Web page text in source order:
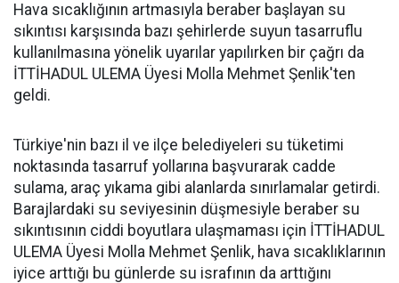
Hava sıcaklığının artmasıyla beraber başlayan su
sıkıntısı karşısında bazı şehirlerde suyun tasarruflu
kullanılmasına yönelik uyarılar yapılırken bir çağrı da
İTTİHADUL ULEMA Üyesi Molla Mehmet Şenlik'ten
geldi.
Türkiye'nin bazı il ve ilçe belediyeleri su tüketimi
noktasında tasarruf yollarına başvurarak cadde
sulama, araç yıkama gibi alanlarda sınırlamalar getirdi.
Barajlardaki su seviyesinin düşmesiyle beraber su
sıkıntısının ciddi boyutlara ulaşmaması için İTTİHADUL
ULEMA Üyesi Molla Mehmet Şenlik, hava sıcaklıklarının
iyice arttığı bu günlerde su israfının da arttığını